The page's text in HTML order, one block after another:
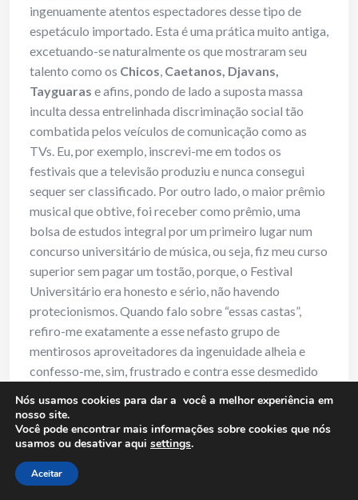
ingenuamente atentos espectadores desse tipo de
espetáculo importado. Esta é uma prática muito antiga,
excetuando-se naturalmente os que mostraram seu
talento como os Chicos, Caetanos, Djavans,
Tayguaras e afins, pondo de lado a suposta massa
inculta dessa entrelinhada discriminação social tão
combatida pelos veículos de comunicação como as
TVs. Eu, por exemplo, inscrevi-me em todos os
festivais que a televisão produziu e nunca consegui
sequer ser classificado. Por outro lado, o maior prêmio
musical que obtive, foi receber como prêmio, uma
bolsa de estudos integral por um primeiro lugar num
concurso universitário de música, ou seja, fiz meu curso
superior sem pagar um tostão, porque, o Festival
Universitário era honesto e sério, não havendo
protecionismos. Quando falo sobre “essas castas”,
refiro-me exatamente a esse nefasto grupo de
mentirosos aproveitadores da ingenuidade alheia e
confesso-me, sim, frustrado e contra esse desmedido
música era a mesma que a Globo desprezou quando eu
era, ainda, um jovem sonhador.
32) RM: Hoje os Festivais de Música revelam
novos talentos?
Nós usamos cookies para dar a você a melhor experiência em
nosso site.
Você pode encontrar mais informações sobre cookies que nós
usamos ou desativar aqui settings.
Aceitar